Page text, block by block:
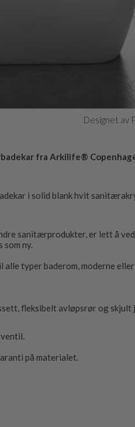
Designet av
fra Arkilife®
i solid blank hvit
sanitærprodukter, er lett å
som ny.
typer baderom, moderne eller
fleksibelt avløpsrør og skjult
på materialet.